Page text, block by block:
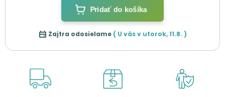
Pridať do košíka
Zajtra odosielame ( U vás v utorok,11.8. )